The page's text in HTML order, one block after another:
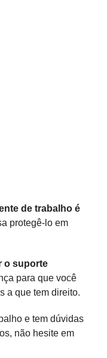
de trabalho é
protegê-lo em
o suporte
para que você
a que tem direito.
e tem dúvidas
não hesite em